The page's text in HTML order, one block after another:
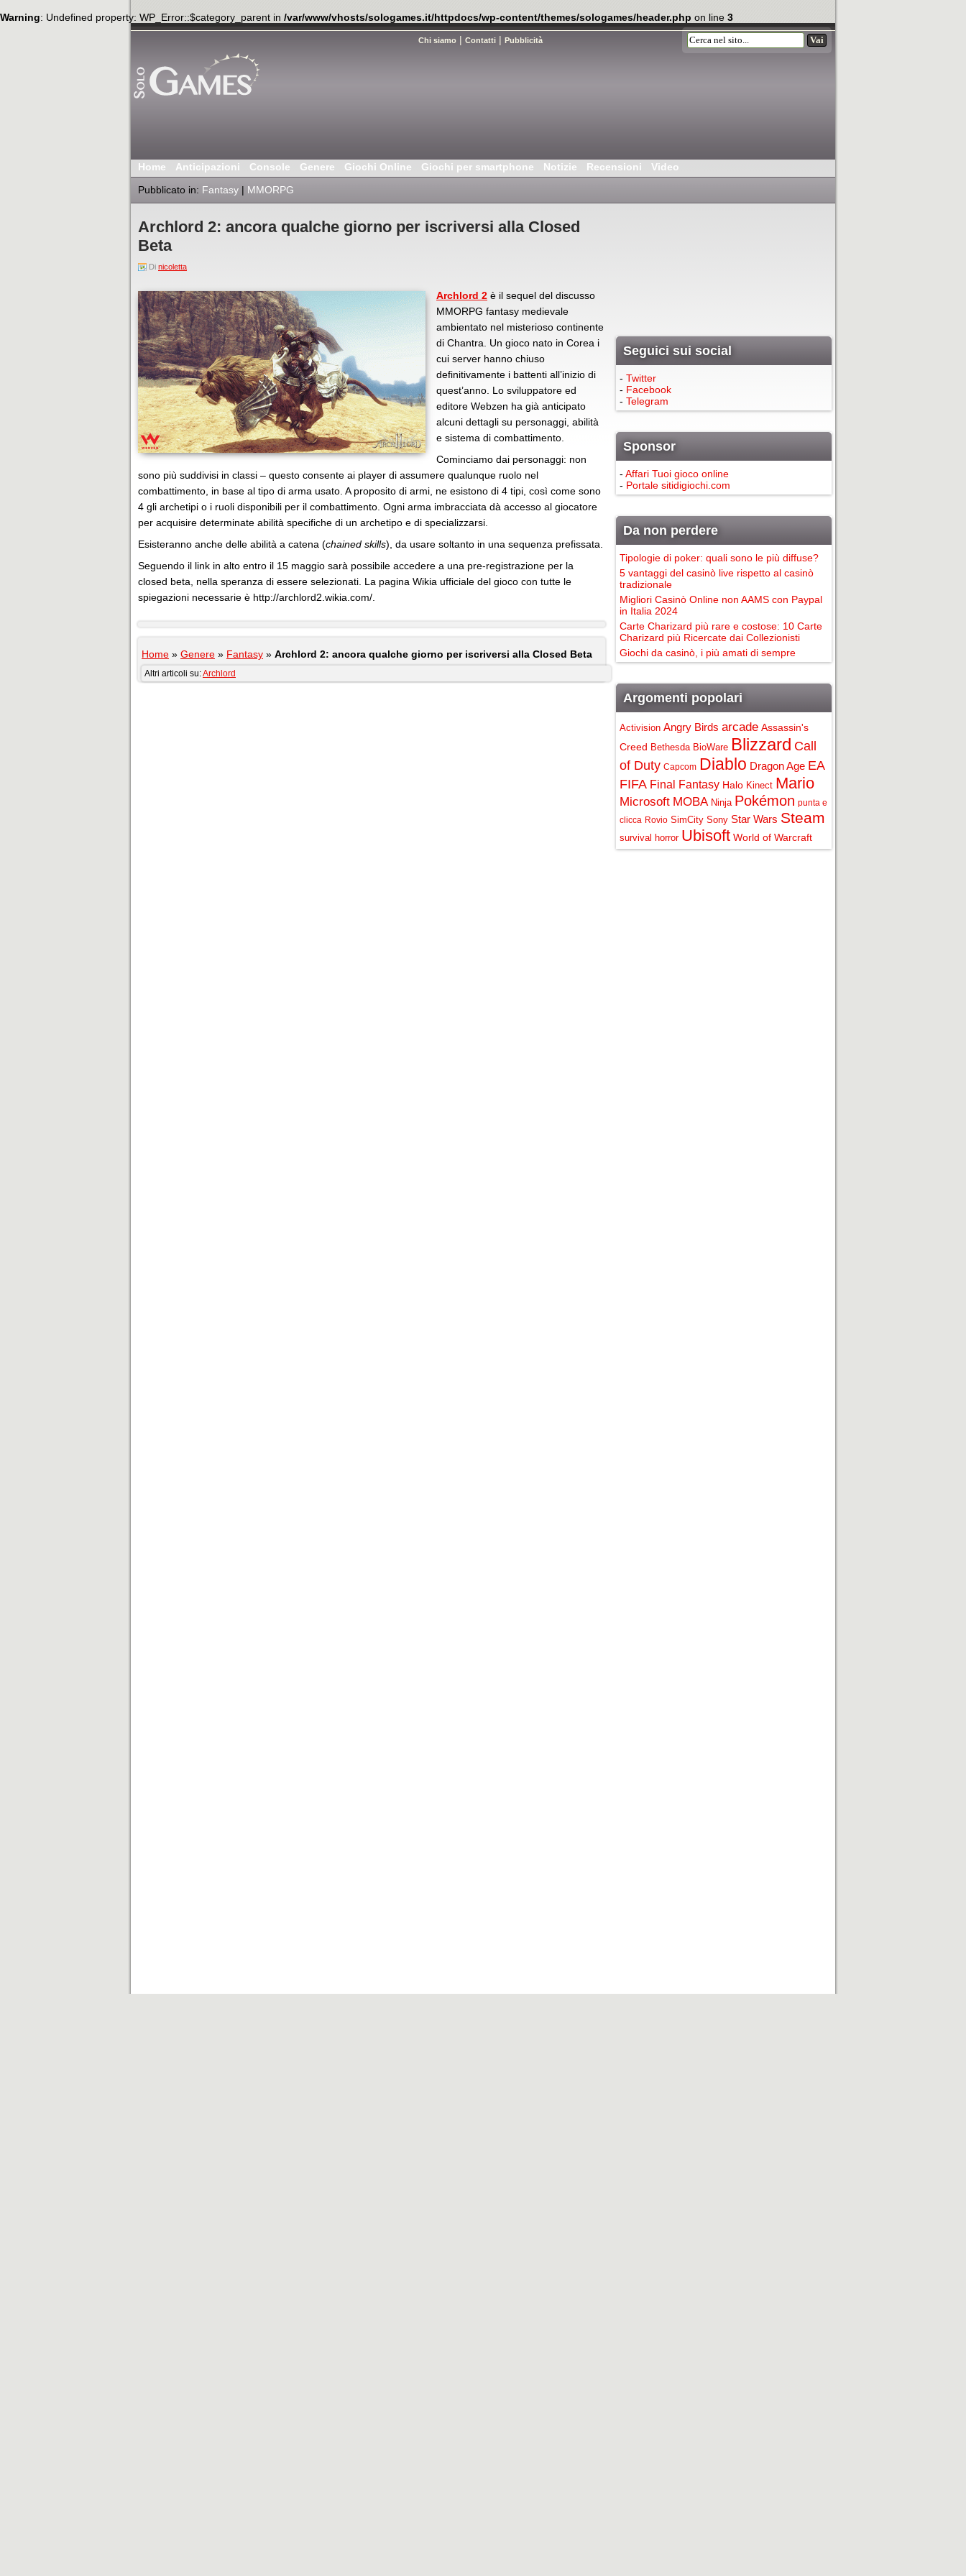
Warning: Undefined property: WP_Error::$category_parent in /var/www/vhosts/sologames.it/httpdocs/wp-content/themes/sologames/header.php on line 3
Chi siamo | Contatti | Pubblicità
Home Anticipazioni Console Genere Giochi Online Giochi per smartphone Notizie Recensioni
Video
Pubblicato in: Fantasy | MMORPG
Archlord 2: ancora qualche giorno per iscriversi alla Closed
Beta
Di nicoletta
Archlord 2 è il sequel del discusso
MMORPG fantasy medievale
ambientato nel misterioso continente
di Chantra. Un gioco nato in Corea i
cui server hanno chiuso
definitivamente i battenti all’inizio di
quest’anno. Lo sviluppatore ed
editore Webzen ha già anticipato
alcuni dettagli su personaggi, abilità
e sistema di combattimento.
Cominciamo dai personaggi: non
sono più suddivisi in classi – questo consente ai player di assumere qualunque ruolo nel
combattimento, in base al tipo di arma usato. A proposito di armi, ne esistono di 4 tipi, così come sono
4 gli archetipi o i ruoli disponibili per il combattimento. Ogni arma imbracciata dà accesso al giocatore
per acquisire determinate abilità specifiche di un archetipo e di specializzarsi.
Esisteranno anche delle abilità a catena (chained skills), da usare soltanto in una sequenza prefissata.
Seguendo il link in alto entro il 15 maggio sarà possibile accedere a una pre-registrazione per la
closed beta, nella speranza di essere selezionati. La pagina Wikia ufficiale del gioco con tutte le
spiegazioni necessarie è http://archlord2.wikia.com/.
Home » Genere » Fantasy » Archlord 2: ancora qualche giorno per iscriversi alla Closed Beta
Altri articoli su:Archlord
Seguici sui social
- Twitter
- Facebook
- Telegram
Sponsor
- Affari Tuoi gioco online
- Portale sitidigiochi.com
Da non perdere
Tipologie di poker: quali sono le più diffuse?
5 vantaggi del casinò live rispetto al casinò
tradizionale
Migliori Casinò Online non AAMS con Paypal
in Italia 2024
Carte Charizard più rare e costose: 10 Carte
Charizard più Ricercate dai Collezionisti
Giochi da casinò, i più amati di sempre
Argomenti popolari
Activision Angry Birds arcade Assassin's
Creed Bethesda BioWare Blizzard Call
of Duty Capcom Diablo Dragon Age EA
FIFA Final Fantasy Halo Kinect Mario
Microsoft MOBA Ninja Pokémon punta e
clicca Rovio SimCity Sony Star Wars Steam
survival horror Ubisoft World of Warcraft